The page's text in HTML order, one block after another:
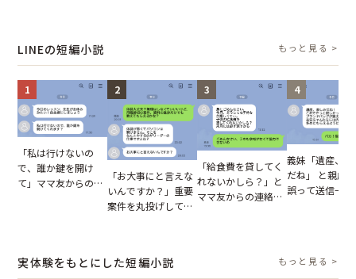
LINEの短編小説 もっと見る >
1
「私は行けないの
で、誰か鍵を開け
て」ママ友からの
2
「お大事にと言えな
いんですか？」重要
案件を丸投げして休
3
「給食費を貸してく
れないかしら？」と
ママ友からの連絡。
4
義妹「遺産、
だね」 と親戚
誤って送信→夫
実体験をもとにした短編小説 もっと見る >